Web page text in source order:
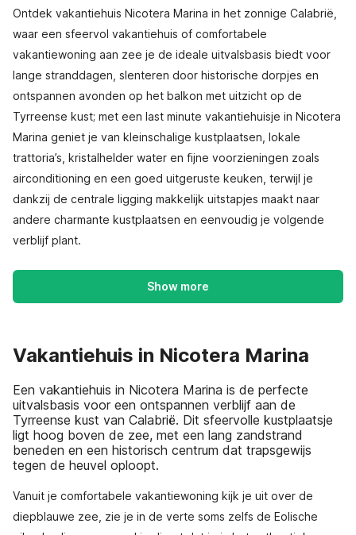
Ontdek vakantiehuis Nicotera Marina in het zonnige Calabrië,
waar een sfeervol vakantiehuis of comfortabele
vakantiewoning aan zee je de ideale uitvalsbasis biedt voor
lange stranddagen, slenteren door historische dorpjes en
ontspannen avonden op het balkon met uitzicht op de
Tyrreense kust; met een last minute vakantiehuisje in Nicotera
Marina geniet je van kleinschalige kustplaatsen, lokale
trattoria’s, kristalhelder water en fijne voorzieningen zoals
airconditioning en een goed uitgeruste keuken, terwijl je
dankzij de centrale ligging makkelijk uitstapjes maakt naar
andere charmante kustplaatsen en eenvoudig je volgende
verblijf plant.
Show more
Vakantiehuis in Nicotera Marina
Een vakantiehuis in Nicotera Marina is de perfecte
uitvalsbasis voor een ontspannen verblijf aan de
Tyrreense kust van Calabrië. Dit sfeervolle kustplaatsje
ligt hoog boven de zee, met een lang zandstrand
beneden en een historisch centrum dat trapsgewijs
tegen de heuvel oploopt.
Vanuit je comfortabele vakantiewoning kijk je uit over de
diepblauwe zee, zie je in de verte soms zelfs de Eolische